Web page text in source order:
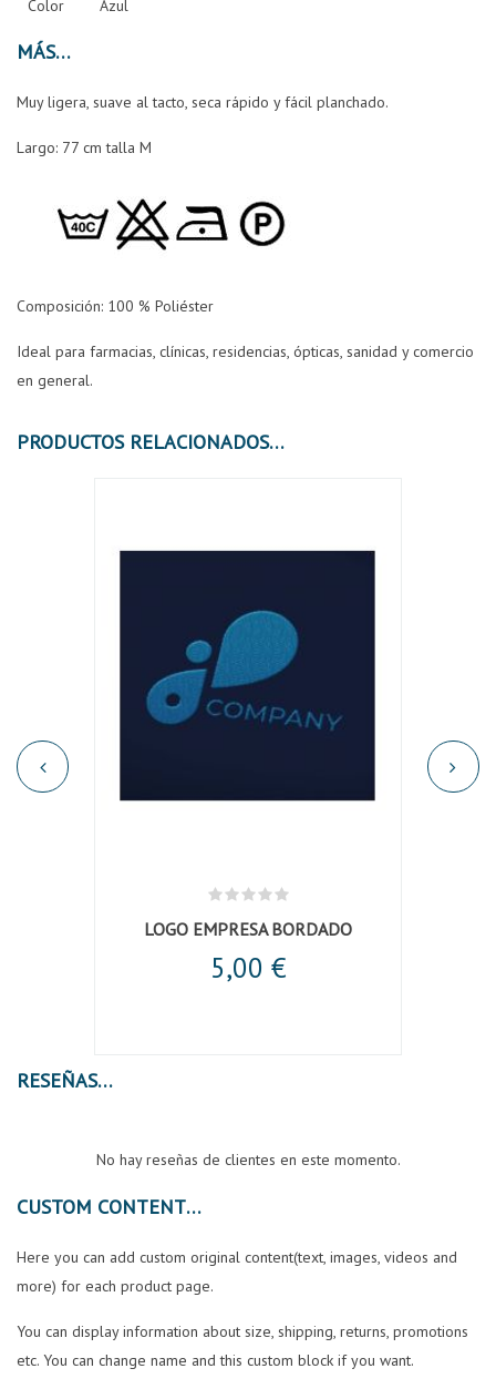
Color Azul
MÁS
Muy ligera, suave al tacto, seca rápido y fácil planchado.
Largo: 77 cm talla M
Composición: 100 % Poliéster
Ideal para farmacias, clínicas, residencias, ópticas, sanidad y comercio
en general.
PRODUCTOS RELACIONADOS
LOGO EMPRESA BORDADO
5,00 €
RESEÑAS
No hay reseñas de clientes en este momento.
CUSTOM CONTENT
Here you can add custom original content(text, images, videos and
more) for each product page.
You can display information about size, shipping, returns, promotions
etc. You can change name and this custom block if you want.